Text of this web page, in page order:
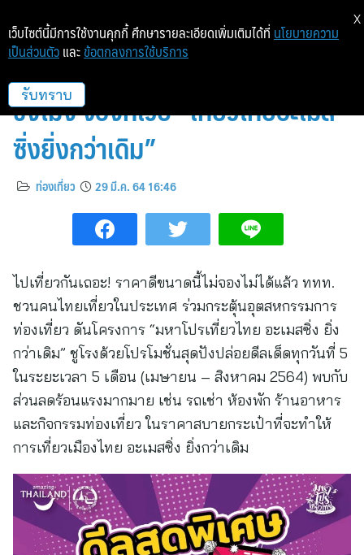
ดีลพิเศษทุกวันที่ 5 ลดแรงแค่ 24
ชั่งโมง จองที่เว็บ “เที่ยวไทยอะเมส
ซิ่งยิ่งกว่าเดิม”
ท่องเที่ยว 29 มี.ค. 64 16:46
ไปเที่ยวกันเถอะ! ราคาดีขนาดนี้ไม่จองไม่ได้แล้ว ททท.
ชวนคนไทยเที่ยวในประเทศ ร่วมกระตุ้นอุตสหกรรมการ
ท่องเที่ยว ดันโครงการ “มหาโปรเที่ยวไทย อะเมสซิ่ง ยิ่ง
กว่าเดิม” ชูโรงด้วยโปรโมชั่นสุดปังปล่อยดีลเด็ดทุกวันที่ 5
ในระยะเวลา 5 เดือน (เมษายน – สิงหาคม 2564) พบกับ
ส่วนลดร้อนแรงมากมาย เช่น รถเช่า ห้องพัก ร้านอาหาร
และกิจกรรมท่องเที่ยว ในราคาสบายกระเป๋าที่จะทำให้
การเที่ยวเมืองไทย อะเมสซิ่ง ยิ่งกว่าเดิม
เว็บไซต์นี้มีการใช้งานคุกกี้ ศึกษารายละเอียดเพิ่มเติมได้ที่ นโยบายความ
เป็นส่วนตัว และ ข้อตกลงการใช้บริการ
รับทราบ
X